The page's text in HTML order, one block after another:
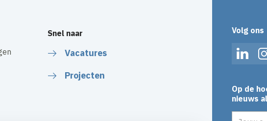
Snel naar
Vacatures
Projecten
Volg ons
Op de
nieuws